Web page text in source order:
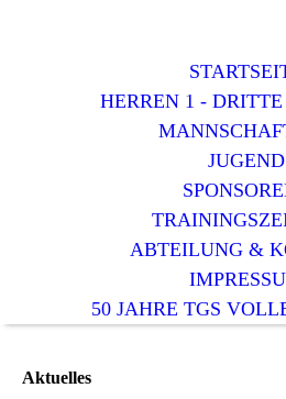
HERREN 1 -
JUGEND
ABTEILUNG &
50 JAHRE TGS
Aktuelles